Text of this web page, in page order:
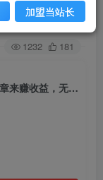
关注
1232 181
通过AI写搬运军事新闻到今日头条上发布文章来赚收益，无脑复制粘贴，月入5000+【揭秘】
加盟当站长